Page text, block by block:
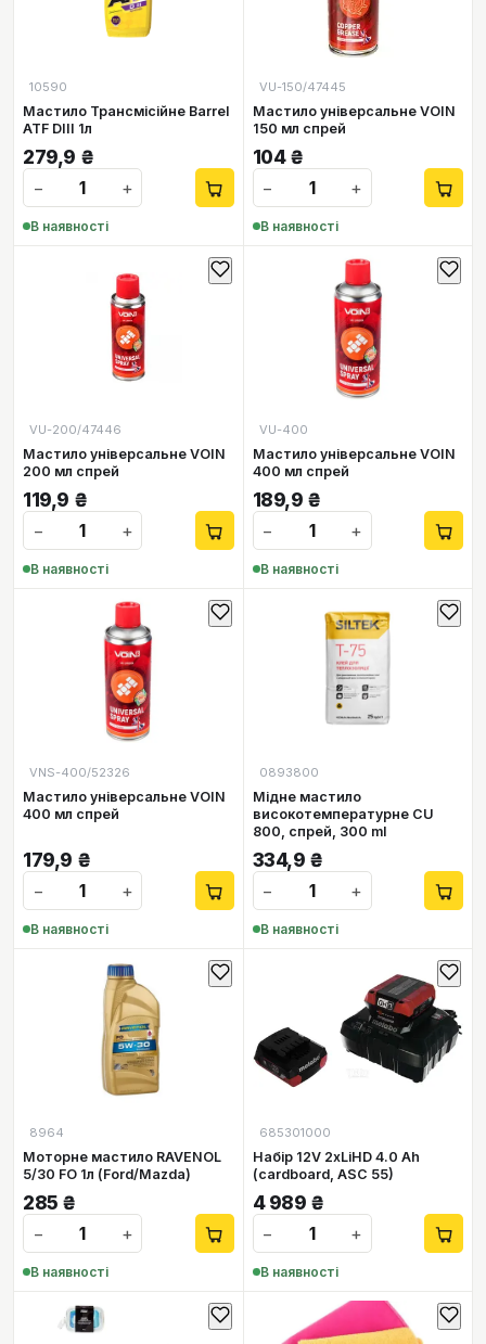
10590
Мастило Трансмісійне Barrel
ATF DIII 1л
279,9 ₴
−
+
В наявності
VU-150/47445
Мастило універсальне VOIN
150 мл спрей
104₴
−
+
В наявності
VU-200/47446
Мастило універсальне VOIN
200 мл спрей
119,9 ₴
−
+
В наявності
VU-400
Мастило універсальне VOIN
400 мл спрей
189,9 ₴
−
+
В наявності
VNS-400/52326
Мастило універсальне VOIN
400 мл спрей
179,9 ₴
−
+
В наявності
0893800
Мідне мастило
високотемпературне CU
800, спрей, 300 ml
334,9 ₴
−
+
В наявності
8964
Моторне мастило RAVENOL
5/30 FO 1л (Ford/Mazda)
285 ₴
−
+
В наявності
685301000
Набір 12V 2xLiHD 4.0 Ah
(cardboard, ASC 55)
4 989 ₴
−
+
В наявності